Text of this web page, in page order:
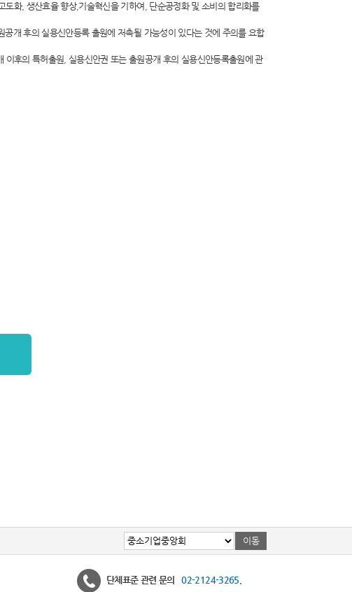
화, 생산효율 향상,기술혁신을 기하여, 단순공정화 및 소비의 합리화를
개 후의 실용신안등록 출원에 저촉될 가능성이 있다는 것에 주의를 요합
후의 특허출원, 실용신안권 또는 출원공개 후의 실용신안등록출원에 관
단체표준 관련 문의 02-2124-3265.